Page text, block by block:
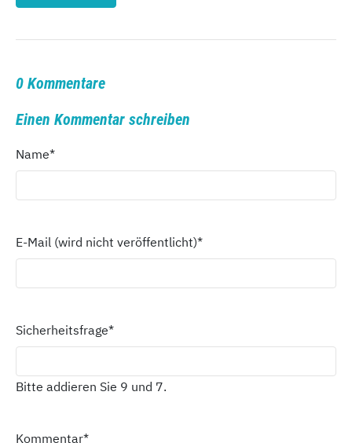
0 Kommentare
Einen Kommentar schreiben
Name*
E-Mail (wird nicht veröffentlicht)*
Sicherheitsfrage*
Bitte addieren Sie 9 und 7.
Kommentar*